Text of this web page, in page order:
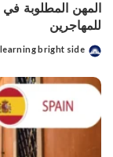
للمهاجرين
Posted
learning bright side